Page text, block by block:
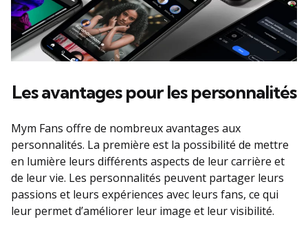
Les avantages pour les personnalités
Mym Fans offre de nombreux avantages aux
personnalités. La première est la possibilité de mettre
en lumière leurs différents aspects de leur carrière et
de leur vie. Les personnalités peuvent partager leurs
passions et leurs expériences avec leurs fans, ce qui
leur permet d’améliorer leur image et leur visibilité.